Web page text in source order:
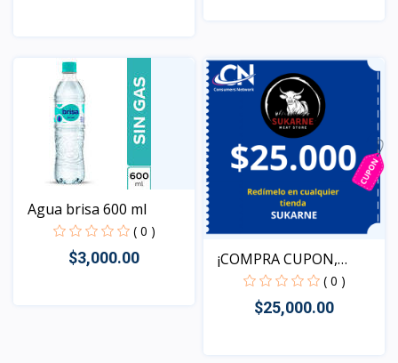
Agua brisa 600 ml
( 0 )
$3,000.00
¡COMPRA CUPON,
REDIME T...
( 0 )
$25,000.00